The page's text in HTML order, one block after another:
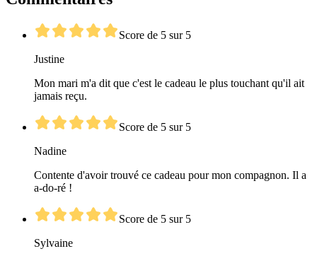
Score de 5 sur 5
Justine
Mon mari m'a dit que c'est le cadeau le plus touchant qu'il ait
jamais reçu.
Score de 5 sur 5
Nadine
Contente d'avoir trouvé ce cadeau pour mon compagnon. Il a
a-do-ré !
Score de 5 sur 5
Sylvaine